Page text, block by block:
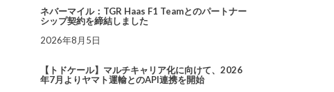
ネバーマイル：TGR Haas F1 Teamとのパートナー
シップ契約を締結しました
2026年8月5日
【トドケール】マルチキャリア化に向けて、2026
年7月よりヤマト運輸とのAPI連携を開始